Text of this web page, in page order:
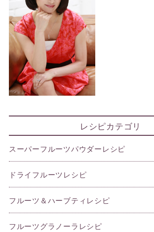
レシピカテゴリ
スーパーフルーツパウダーレシピ
ドライフルーツレシピ
フルーツ＆ハーブティレシピ
フルーツグラノーラレシピ